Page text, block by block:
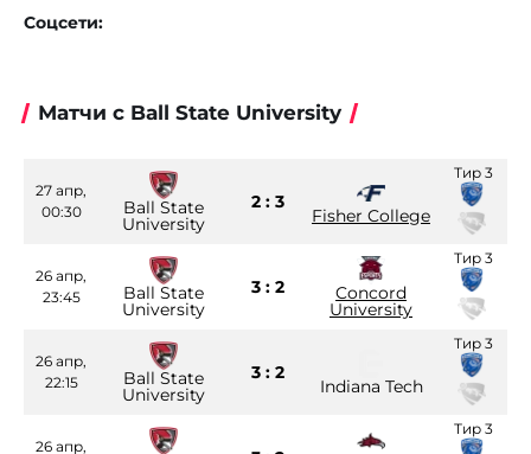
Соцсети:
Матчи с Ball State University
27 апр,
00:30
Ball State
University
2 : 3
Fisher College
Тир 3
26 апр,
23:45
Ball State
University
3 : 2 Concord
University
Тир 3
26 апр,
22:15
Ball State
University
3 : 2
Indiana Tech
Тир 3
26 апр,
Тир 3